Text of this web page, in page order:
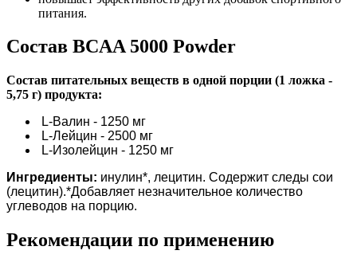
питания.
Состав BCAA 5000 Powder
Состав питательных веществ в одной порции (1 ложка -
5,75 г) продукта:
L-Валин - 1250 мг
L-Лейцин - 2500 мг
L-Изолейцин - 1250 мг
Ингредиенты: инулин*, лецитин. Содержит следы сои
(лецитин).*Добавляет незначительное количество
углеводов на порцию.
Рекомендации по применению